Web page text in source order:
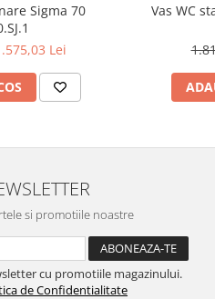
Sigma 70
Lei
Vas WC
si promotiile noastre
cu promotiile magazinului.
de Confidentialitate